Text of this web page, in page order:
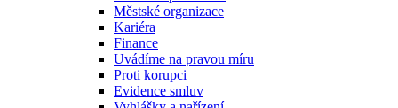
Městské organizace
Kariéra
Finance
Uvádíme na pravou míru
Proti korupci
Evidence smluv